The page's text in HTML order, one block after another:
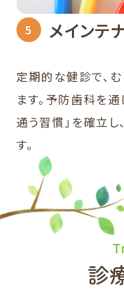
メインテ
定期的な健診で、
ます。予防歯科を
通う習慣」を確立
す。
診